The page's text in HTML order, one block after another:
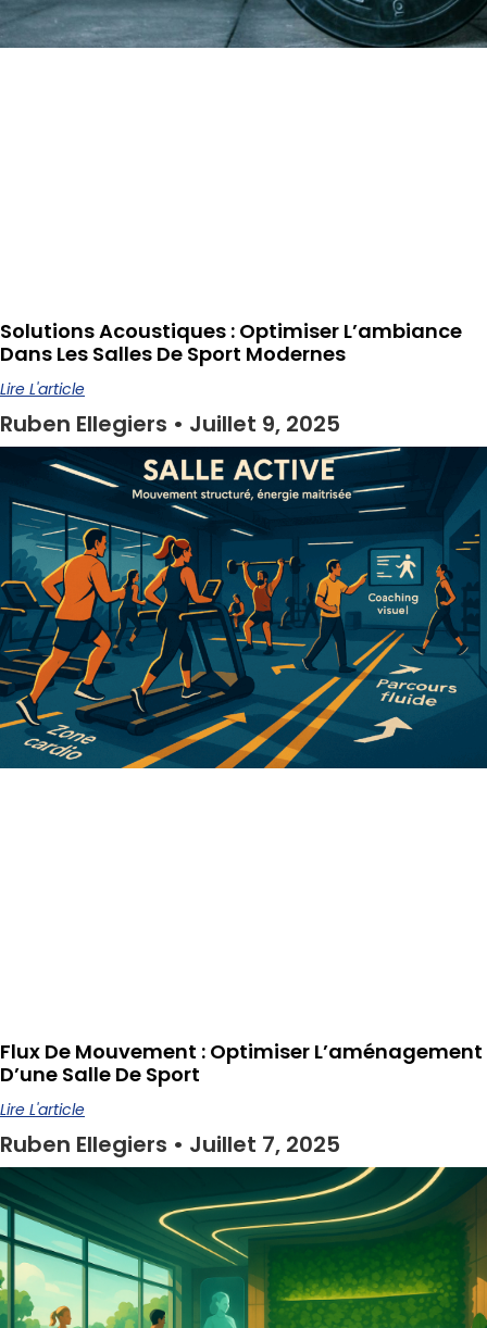
Solutions Acoustiques : Optimiser L’ambiance
Dans Les Salles De Sport Modernes
Lire L'article
Ruben Ellegiers Juillet 9, 2025
Flux De Mouvement : Optimiser L’aménagement
D’une Salle De Sport
Lire L'article
Ruben Ellegiers Juillet 7, 2025